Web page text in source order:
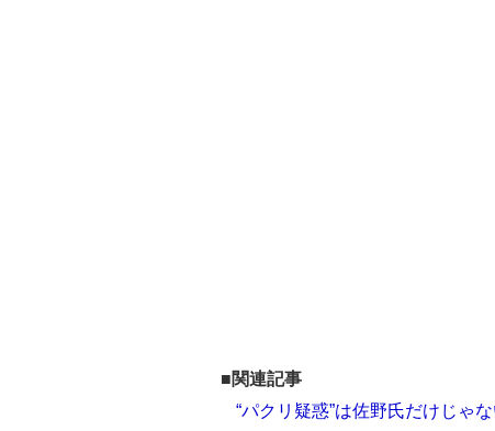
■関連記事
“パクリ疑惑”は佐野氏だけじゃ